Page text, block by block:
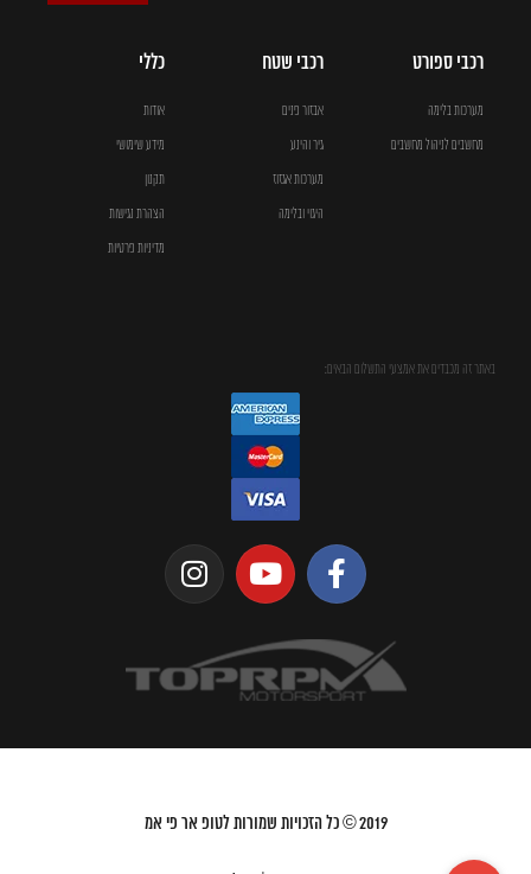
רכבי ספורט
מערכות בלימה
מחשבים לניהול מחשבים
רכבי שטח
אבזור פנים
גיר והינע
מערכות אגזוז
היגוי ובלימה
כללי
אודות
מידע שימושי
תקנון
הצהרת נגישות
מדיניות פרטיות
באתר זה מכבדים את אמצעי התשלום הבאים:
2019© כל הזכויות שמורות לטופ אר פי אמ